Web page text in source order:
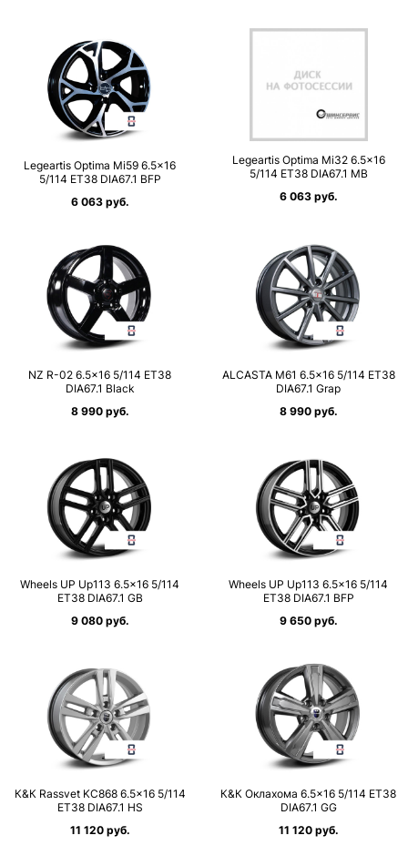
Legeartis Optima Mi59 6.5×16
5/114 ET38 DIA67.1 BFP
6 063 руб.
Legeartis Optima Mi32 6.5×16
5/114 ET38 DIA67.1 MB
6 063 руб.
NZ R-02 6.5×16 5/114 ET38
DIA67.1 Black
8 990 руб.
ALCASTA M61 6.5×16 5/114 ET38
DIA67.1 Grap
8 990 руб.
Wheels UP Up113 6.5×16 5/114
ET38 DIA67.1 GB
9 080 руб.
Wheels UP Up113 6.5×16 5/114
ET38 DIA67.1 BFP
9 650 руб.
К&К Rassvet KC868 6.5×16 5/114
ET38 DIA67.1 HS
11 120 руб.
К&К Оклахома 6.5×16 5/114 ET38
DIA67.1 GG
11 120 руб.